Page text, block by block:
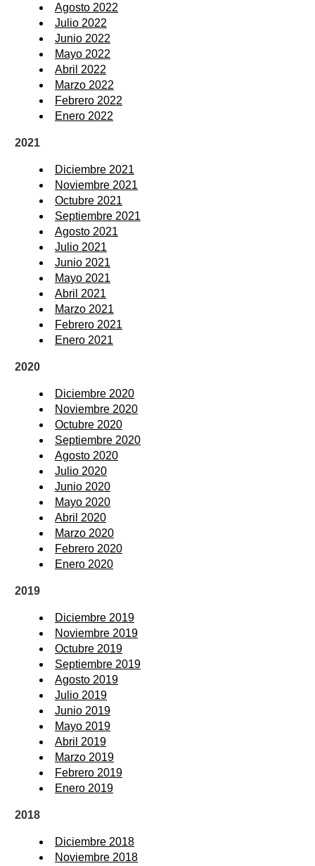
Agosto 2022
Julio 2022
Junio 2022
Mayo 2022
Abril 2022
Marzo 2022
Febrero 2022
Enero 2022
2021
Diciembre 2021
Noviembre 2021
Octubre 2021
Septiembre 2021
Agosto 2021
Julio 2021
Junio 2021
Mayo 2021
Abril 2021
Marzo 2021
Febrero 2021
Enero 2021
2020
Diciembre 2020
Noviembre 2020
Octubre 2020
Septiembre 2020
Agosto 2020
Julio 2020
Junio 2020
Mayo 2020
Abril 2020
Marzo 2020
Febrero 2020
Enero 2020
2019
Diciembre 2019
Noviembre 2019
Octubre 2019
Septiembre 2019
Agosto 2019
Julio 2019
Junio 2019
Mayo 2019
Abril 2019
Marzo 2019
Febrero 2019
Enero 2019
2018
Diciembre 2018
Noviembre 2018